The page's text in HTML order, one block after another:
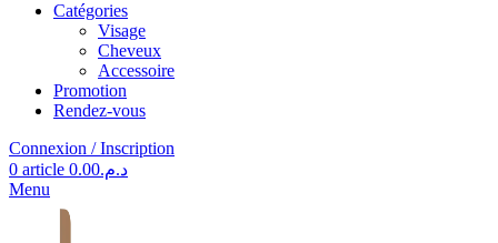
Catégories
Visage
Cheveux
Accessoire
Promotion
Rendez-vous
Connexion / Inscription
0 article د.م.0.00
Menu